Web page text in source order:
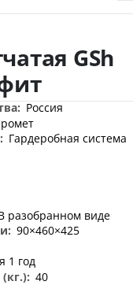
GSh
Россия
Гардеробная система
разобранном виде
90×460×425
1 год
40